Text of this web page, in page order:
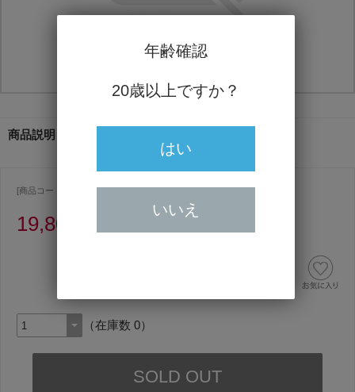
商品説明
[商品コード ] 4194
19,800円
（在庫数 0）
年齢確認
20歳以上ですか？
はい
いいえ